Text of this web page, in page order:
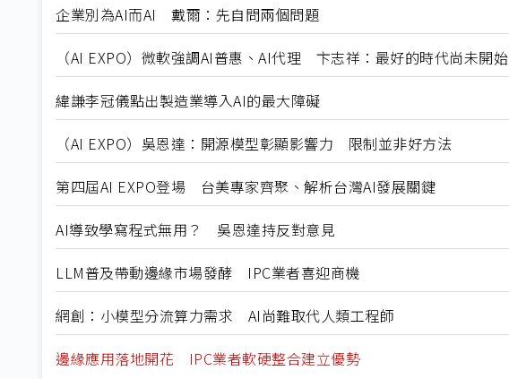
企業別為AI而AI 戴爾：先自問兩個問題
（AI EXPO）微軟強調AI普惠、AI代理 卞志祥：最好的時代尚未開始
緯謙李冠儀點出製造業導入AI的最大障礙
（AI EXPO）吳恩達：開源模型彰顯影響力 限制並非好方法
第四屆AI EXPO登場 台美專家齊聚、解析台灣AI發展關鍵
AI導致學寫程式無用？ 吳恩達持反對意見
LLM普及帶動邊緣市場發酵 IPC業者喜迎商機
網創：小模型分流算力需求 AI尚難取代人類工程師
邊緣應用落地開花 IPC業者軟硬整合建立優勢